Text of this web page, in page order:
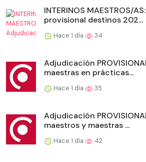
INTERINOS MAESTROS/
provisional destinos 202...
Hace 1 día 34
Adjudicación
maestras en prácticas...
Hace 1 día 35
Adjudicación
maestros y maestras ...
Hace 1 día 42